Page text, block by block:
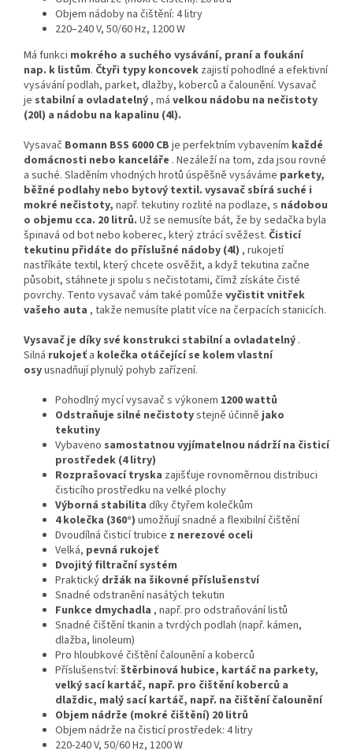
Objem nádoby na čištění: 4 litry
220–240 V, 50/60 Hz, 1200 W
Má funkci mokrého a suchého vysávání, praní a foukání
nap. k listům. Čtyři typy koncovek zajistí pohodlné a efektivní
vysávání podlah, parket, dlažby, koberců a čalounění. Vysavač
je stabilní a ovladatelný , má velkou nádobu na nečistoty
(20l) a nádobu na kapalinu (4l).
Vysavač Bomann BSS 6000 CB je perfektním vybavením každé
domácnosti nebo kanceláře . Nezáleží na tom, zda jsou rovné
a suché. Sladěním vhodných hrotů úspěšně vysáváme parkety,
běžné podlahy nebo bytový textil. vysavač sbírá suché i
mokré nečistoty, např. tekutiny rozlité na podlaze, s nádobou
o objemu cca. 20 litrů. Už se nemusíte bát, že by sedačka byla
špinavá od bot nebo koberec, který ztrácí svěžest. Čisticí
tekutinu přidáte do příslušné nádoby (4l) , rukojetí
nastříkáte textil, který chcete osvěžit, a když tekutina začne
působit, stáhnete ji spolu s nečistotami, čímž získáte čisté
povrchy. Tento vysavač vám také pomůže vyčistit vnitřek
vašeho auta , takže nemusíte platit více na čerpacích stanicích.
Vysavač je díky své konstrukci stabilní a ovladatelný .
Silná rukojeť a kolečka otáčející se kolem vlastní
osyusnadňují plynulý pohyb zařízení.
Pohodlný mycí vysavač s výkonem 1200 wattů
Odstraňuje silné nečistotystejně účinně jako
tekutiny
Vybaveno samostatnou vyjímatelnou nádrží na čisticí
prostředek (4 litry)
Rozprašovací tryska zajišťuje rovnoměrnou distribuci
čisticího prostředku na velké plochy
Výborná stabilita díky čtyřem kolečkům
4 kolečka (360°) umožňují snadné a flexibilní čištění
Dvoudílná čisticí trubice z nerezové oceli
Velká, pevná rukojeť
Dvojitý filtrační systém
Praktický držák na šikovné příslušenství
Snadné odstranění nasátých tekutin
Funkce dmychadla , např. pro odstraňování listů
Snadné čištění tkanin a tvrdých podlah (např. kámen,
dlažba, linoleum)
Pro hloubkové čištění čalounění a koberců
Příslušenství: štěrbinová hubice, kartáč na parkety,
velký sací kartáč, např. pro čištění koberců a
dlaždic, malý sací kartáč, např. na čištění čalounění
Objem nádrže (mokré čištění) 20 litrů
Objem nádrže na čisticí prostředek: 4 litry
220-240 V, 50/60 Hz, 1200 W